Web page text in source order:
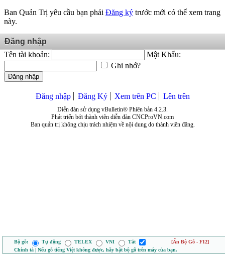
Ban Quản Trị yêu cầu bạn phải Đăng ký trước mới có thể xem trang
này.
Đăng nhập
Tên tài khoản:
Mật Khẩu:
Ghi nhớ?
Đăng nhập
Đăng nhập Đăng Ký Xem trên PC Lên trên
Diễn đàn sử dụng vBulletin® Phiên bản 4.2.3.
Phát triển bởi thành viên diễn đàn CNCProVN.com
Ban quản trị không chịu trách nhiệm về nội dung do thành viên đăng.
Bộ gõ: Tự động TELEX VNI Tắt
[Ẩn Bộ Gõ - F12]
Chính tả | Nếu gõ tiếng Việt không được, hãy bật bộ gõ trên máy của bạn.